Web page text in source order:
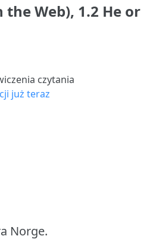
Web), 1.2 He or
czytania
już teraz
Norge.